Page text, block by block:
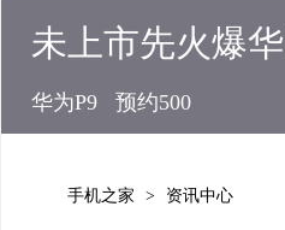
未上市先火爆
华为P9 预约500
手机之家 > 资讯中心